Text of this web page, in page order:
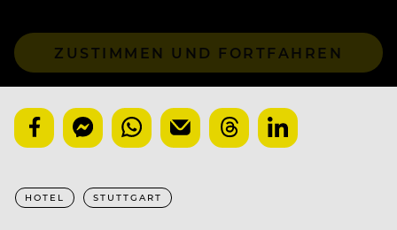
ZUSTIMMEN UND FORTFAHREN
HOTEL STUTTGART